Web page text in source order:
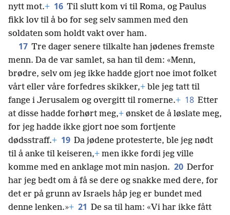
nytt mot.+ 16 Til slutt kom vi til Roma, og Paulus
fikk lov til å bo for seg selv sammen med den
soldaten som holdt vakt over ham.
17 Tre dager senere tilkalte han jødenes fremste
menn. Da de var samlet, sa han til dem: «Menn,
brødre, selv om jeg ikke hadde gjort noe imot folket
vårt eller våre forfedres skikker,+ ble jeg tatt til
fange i Jerusalem og overgitt til romerne.+ 18 Etter
at disse hadde forhørt meg,+ ønsket de å løslate meg,
for jeg hadde ikke gjort noe som fortjente
dødsstraff.+ 19 Da jødene protesterte, ble jeg nødt
til å anke til keiseren,+ men ikke fordi jeg ville
komme med en anklage mot min nasjon. 20 Derfor
har jeg bedt om å få se dere og snakke med dere, for
det er på grunn av Israels håp jeg er bundet med
denne lenken.»+ 21 De sa til ham: «Vi har ikke fått